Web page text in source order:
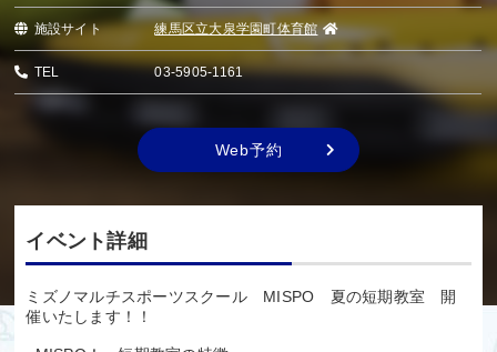
施設サイト 練馬区立大泉学園町体育館
TEL 03-5905-1161
Web予約
イベント詳細
ミズノマルチスポーツスクール MISPO 夏の短期教室 開
催いたします！！